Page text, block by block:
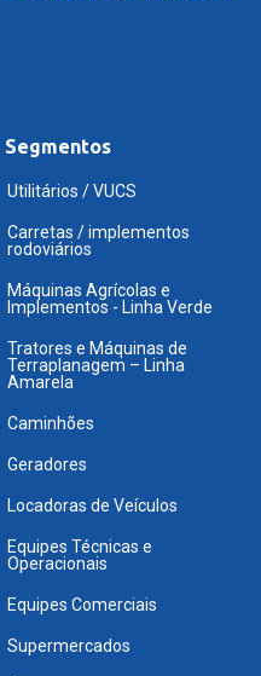
Segmentos
Utilitários / VUCS
Carretas / implementos
rodoviários
Máquinas Agrícolas e
Implementos - Linha Verde
Tratores e Máquinas de
Terraplanagem – Linha
Amarela
Caminhões
Geradores
Locadoras de Veículos
Equipes Técnicas e
Operacionais
Equipes Comerciais
Supermercados